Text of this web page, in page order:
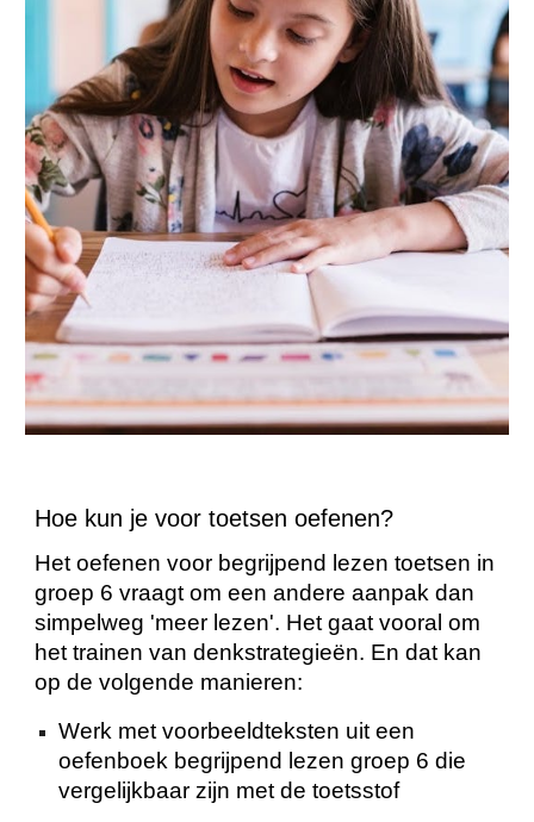
Hoe kun je voor toetsen oefenen?
Het oefenen voor begrijpend lezen toetsen in
groep 6 vraagt om een andere aanpak dan
simpelweg 'meer lezen'. Het gaat vooral om
het trainen van denkstrategieën. En dat kan
op de volgende manieren:
Werk met voorbeeldteksten uit een
oefenboek begrijpend lezen groep 6 die
vergelijkbaar zijn met de toetsstof